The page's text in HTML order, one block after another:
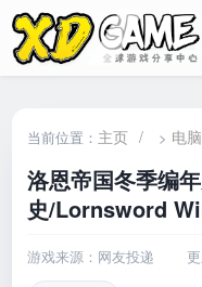
当前位置： 主页 / > 电
洛恩帝国冬季编
史/Lornsword
游戏来源：网友投递